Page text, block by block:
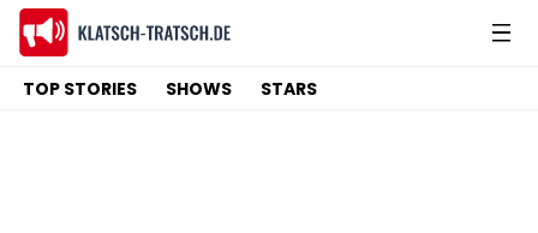
TOP STORIES SHOWS STARS